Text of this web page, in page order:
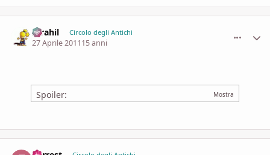
Idrahil Circolo degli Antichi
27 Aprile 201115 anni
Spoiler: